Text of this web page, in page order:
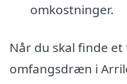
omkostninger.
Når du skal finde
omfangsdræn i